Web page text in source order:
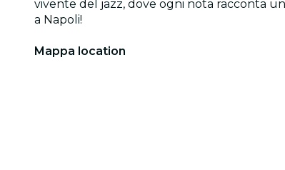
vivente del jazz, dove ogni nota racconta
a Napoli!
Mappa location